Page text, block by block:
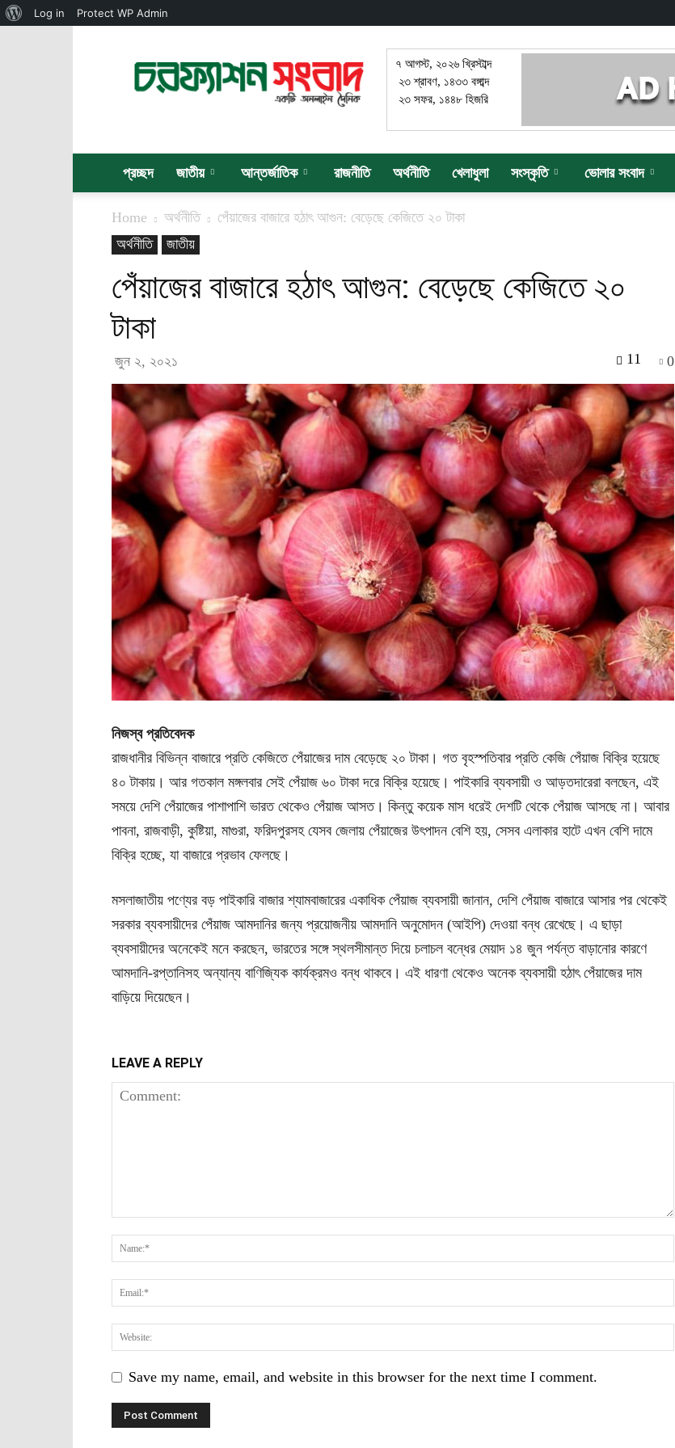
সংবাদ
৭ আগস্ট, ২০২৬ খ্রিস্টাব্দ
২৩ শ্রাবণ, ১৪৩৩ বঙ্গাব্দ
২৩ সফর, ১৪৪৮ হিজরি
প্রচ্ছদ জাতীয় আন্তর্জাতিক রাজনীতি অর্থনীতি খেলাধুলা সংস্কৃতি ভোলার সংবাদ
Home অর্থনীতি
পেঁয়াজের বাজারে হঠাৎ আগুন: বেড়েছে কেজিতে ২০ টাকা
অর্থনীতি
জাতীয়
পেঁয়াজের বাজারে হঠাৎ আগুন: বেড়েছে কেজিতে ২০
টাকা
জুন ২, ২০২১ 0
11
নিজস্ব প্রতিবেদক
রাজধানীর বিভিন্ন বাজারে প্রতি কেজিতে পেঁয়াজের দাম বেড়েছে ২০ টাকা। গত বৃহস্পতিবার প্রতি কেজি পেঁয়াজ বিক্রি হয়েছে
৪০ টাকায়। আর গতকাল মঙ্গলবার সেই পেঁয়াজ ৬০ টাকা দরে বিক্রি হয়েছে। পাইকারি ব্যবসায়ী ও আড়তদারেরা বলছেন, এই
সময়ে দেশি পেঁয়াজের পাশাপাশি ভারত থেকেও পেঁয়াজ আসত। কিন্তু কয়েক মাস ধরেই দেশটি থেকে পেঁয়াজ আসছে না। আবার
পাবনা, রাজবাড়ী, কুষ্টিয়া, মাগুরা, ফরিদপুরসহ যেসব জেলায় পেঁয়াজের উৎপাদন বেশি হয়, সেসব এলাকার হাটে এখন বেশি দামে
বিক্রি হচ্ছে, যা বাজারে প্রভাব ফেলছে।
মসলাজাতীয় পণ্যের বড় পাইকারি বাজার শ্যামবাজারের একাধিক পেঁয়াজ ব্যবসায়ী জানান, দেশি পেঁয়াজ বাজারে আসার পর থেকেই
সরকার ব্যবসায়ীদের পেঁয়াজ আমদানির জন্য প্রয়োজনীয় আমদানি অনুমোদন (আইপি) দেওয়া বন্ধ রেখেছে। এ ছাড়া
ব্যবসায়ীদের অনেকেই মনে করছেন, ভারতের সঙ্গে স্থলসীমান্ত দিয়ে চলাচল বন্ধের মেয়াদ ১৪ জুন পর্যন্ত বাড়ানোর কারণে
আমদানি-রপ্তানিসহ অন্যান্য বাণিজ্যিক কার্যক্রমও বন্ধ থাকবে। এই ধারণা থেকেও অনেক ব্যবসায়ী হঠাৎ পেঁয়াজের দাম
বাড়িয়ে দিয়েছেন।
LEAVE A REPLY
Save my name, email, and website in this browser for the next time I comment.
About
Log in Protect WP Admin